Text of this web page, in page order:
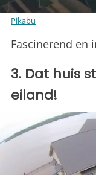
Pikabu
Fascinerend en
3. Dat huis
eiland!